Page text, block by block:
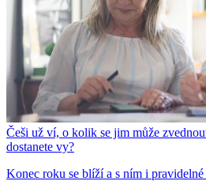
Češi už ví, o kolik se jim může
dostanete vy?
Konec roku se blíží a s ním i